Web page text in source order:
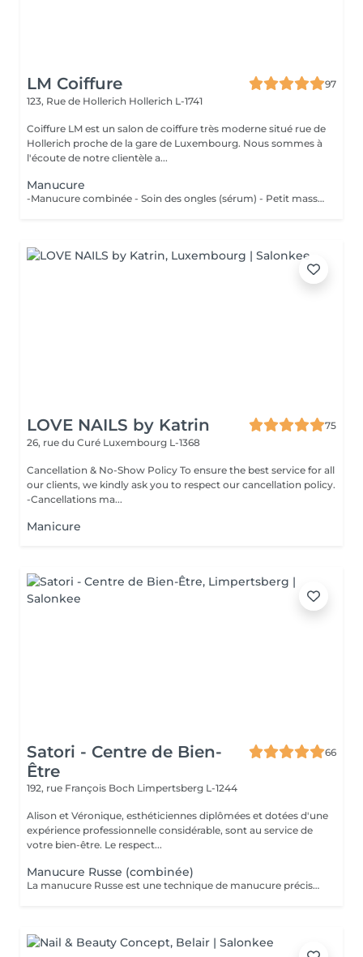
LM Coiffure
97
123, Rue de Hollerich Hollerich L-1741
Coiffure LM est un salon de coiffure très moderne situé rue de
Hollerich proche de la gare de Luxembourg. Nous sommes à
l'écoute de notre clientèle a...
Manucure
-Manucure combinée - Soin des ongles (sérum) - Petit massage
LOVE NAILS by Katrin
75
26, rue du Curé Luxembourg L-1368
Cancellation & No-Show Policy To ensure the best service for all
our clients, we kindly ask you to respect our cancellation policy.
-Cancellations ma...
Manicure
Satori - Centre de Bien-
Être
66
192, rue François Boch Limpertsberg L-1244
Alison et Véronique, esthéticiennes diplômées et dotées d'une
expérience professionnelle considérable, sont au service de
votre bien-être. Le respect...
Manucure Russe (combinée)
La manucure Russe est une technique de manucure précise réalisée à l'aide d'embouts adaptés pour nettoyer en profondeur les cuticules et le contour des ongles. Elle permet un rendu ultra net, propre et une finition impeccable. Idéale avant une pose de vernis semi-permanent ou gel.